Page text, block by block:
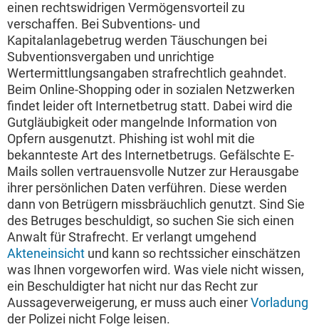
einen rechtswidrigen Vermögensvorteil zu
verschaffen. Bei Subventions- und
Kapitalanlagebetrug werden Täuschungen bei
Subventionsvergaben und unrichtige
Wertermittlungsangaben strafrechtlich geahndet.
Beim Online-Shopping oder in sozialen Netzwerken
findet leider oft Internetbetrug statt. Dabei wird die
Gutgläubigkeit oder mangelnde Information von
Opfern ausgenutzt. Phishing ist wohl mit die
bekannteste Art des Internetbetrugs. Gefälschte E-
Mails sollen vertrauensvolle Nutzer zur Herausgabe
ihrer persönlichen Daten verführen. Diese werden
dann von Betrügern missbräuchlich genutzt. Sind Sie
des Betruges beschuldigt, so suchen Sie sich einen
Anwalt für Strafrecht. Er verlangt umgehend
Akteneinsicht und kann so rechtssicher einschätzen
was Ihnen vorgeworfen wird. Was viele nicht wissen,
ein Beschuldigter hat nicht nur das Recht zur
Aussageverweigerung, er muss auch einerVorladung
der Polizei nicht Folge leisen.